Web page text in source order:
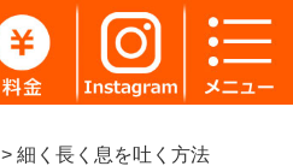
> 細く長く息を吐く方法